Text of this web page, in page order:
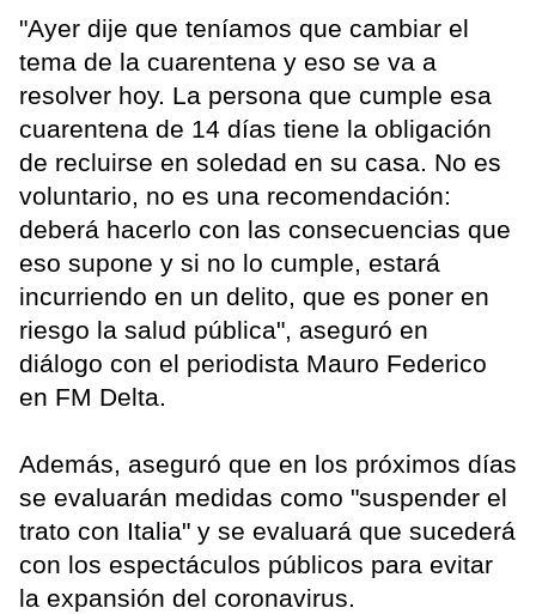
"Ayer dije que teníamos que cambiar el
tema de la cuarentena y eso se va a
resolver hoy. La persona que cumple esa
cuarentena de 14 días tiene la obligación
de recluirse en soledad en su casa. No es
voluntario, no es una recomendación:
deberá hacerlo con las consecuencias que
eso supone y si no lo cumple, estará
incurriendo en un delito, que es poner en
riesgo la salud pública", aseguró en
diálogo con el periodista Mauro Federico
en FM Delta.
Además, aseguró que en los próximos días
se evaluarán medidas como "suspender el
trato con Italia" y se evaluará que sucederá
con los espectáculos públicos para evitar
la expansión del coronavirus.